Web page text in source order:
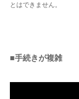
とはできません。
■手続きが複雑